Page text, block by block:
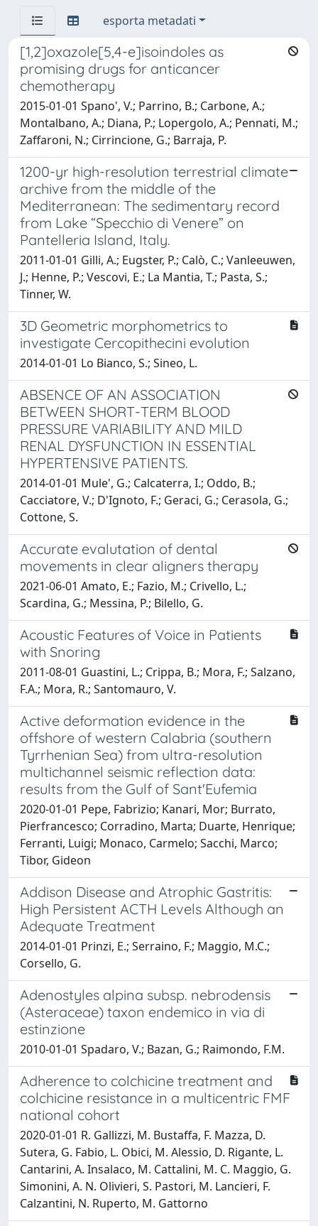
esporta metadati
[1,2]oxazole[5,4-e]isoindoles as
promising drugs for anticancer
chemotherapy
2015-01-01 Spano', V.; Parrino, B.; Carbone, A.;
Montalbano, A.; Diana, P.; Lopergolo, A.; Pennati, M.;
Zaffaroni, N.; Cirrincione, G.; Barraja, P.
1200-yr high-resolution terrestrial climate
archive from the middle of the
Mediterranean: The sedimentary record
from Lake “Specchio di Venere” on
Pantelleria Island, Italy.
2011-01-01 Gilli, A.; Eugster, P.; Calò, C.; Vanleeuwen,
J.; Henne, P.; Vescovi, E.; La Mantia, T.; Pasta, S.;
Tinner, W.
3D Geometric morphometrics to
investigate Cercopithecini evolution
2014-01-01 Lo Bianco, S.; Sineo, L.
ABSENCE OF AN ASSOCIATION
BETWEEN SHORT-TERM BLOOD
PRESSURE VARIABILITY AND MILD
RENAL DYSFUNCTION IN ESSENTIAL
HYPERTENSIVE PATIENTS.
2014-01-01 Mule', G.; Calcaterra, I.; Oddo, B.;
Cacciatore, V.; D'Ignoto, F.; Geraci, G.; Cerasola, G.;
Cottone, S.
Accurate evalutation of dental
movements in clear aligners therapy
2021-06-01 Amato, E.; Fazio, M.; Crivello, L.;
Scardina, G.; Messina, P.; Bilello, G.
Acoustic Features of Voice in Patients
with Snoring
2011-08-01 Guastini, L.; Crippa, B.; Mora, F.; Salzano,
F.A.; Mora, R.; Santomauro, V.
Active deformation evidence in the
offshore of western Calabria (southern
Tyrrhenian Sea) from ultra-resolution
multichannel seismic reflection data:
results from the Gulf of Sant'Eufemia
2020-01-01 Pepe, Fabrizio; Kanari, Mor; Burrato,
Pierfrancesco; Corradino, Marta; Duarte, Henrique;
Ferranti, Luigi; Monaco, Carmelo; Sacchi, Marco;
Tibor, Gideon
Addison Disease and Atrophic Gastritis:
High Persistent ACTH Levels Although an
Adequate Treatment
2014-01-01 Prinzi, E.; Serraino, F.; Maggio, M.C.;
Corsello, G.
Adenostyles alpina subsp. nebrodensis
(Asteraceae) taxon endemico in via di
estinzione
2010-01-01 Spadaro, V.; Bazan, G.; Raimondo, F.M.
Adherence to colchicine treatment and
colchicine resistance in a multicentric FMF
national cohort
2020-01-01 R. Gallizzi, M. Bustaffa, F. Mazza, D.
Sutera, G. Fabio, L. Obici, M. Alessio, D. Rigante, L.
Cantarini, A. Insalaco, M. Cattalini, M. C. Maggio, G.
Simonini, A. N. Olivieri, S. Pastori, M. Lancieri, F.
Calzantini, N. Ruperto, M. Gattorno